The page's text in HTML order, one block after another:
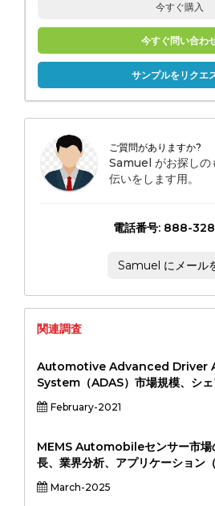
今すぐ購入
今すぐ問い合わ
サンプルをリクエ
ご質問がありますか?
Samuel がお探しの
伝いをします用。
電話番号: 888-
Samuel にメール
関連調査
Automotive Advanced Driver
System（ADAS）市場規模、シェ
析レポートアプリケーション（助
プ（Adaptive Cruise Control（
Assist、Vlind Spot Detection、
までのセグメント予測-2030まで
February-2021
MEMS Automobileセンサー市場
長、業界分析、アプリケーション
監視、パフォーマンス監視、ナビ
適性）、センサータイプ（アクセ
March-2025